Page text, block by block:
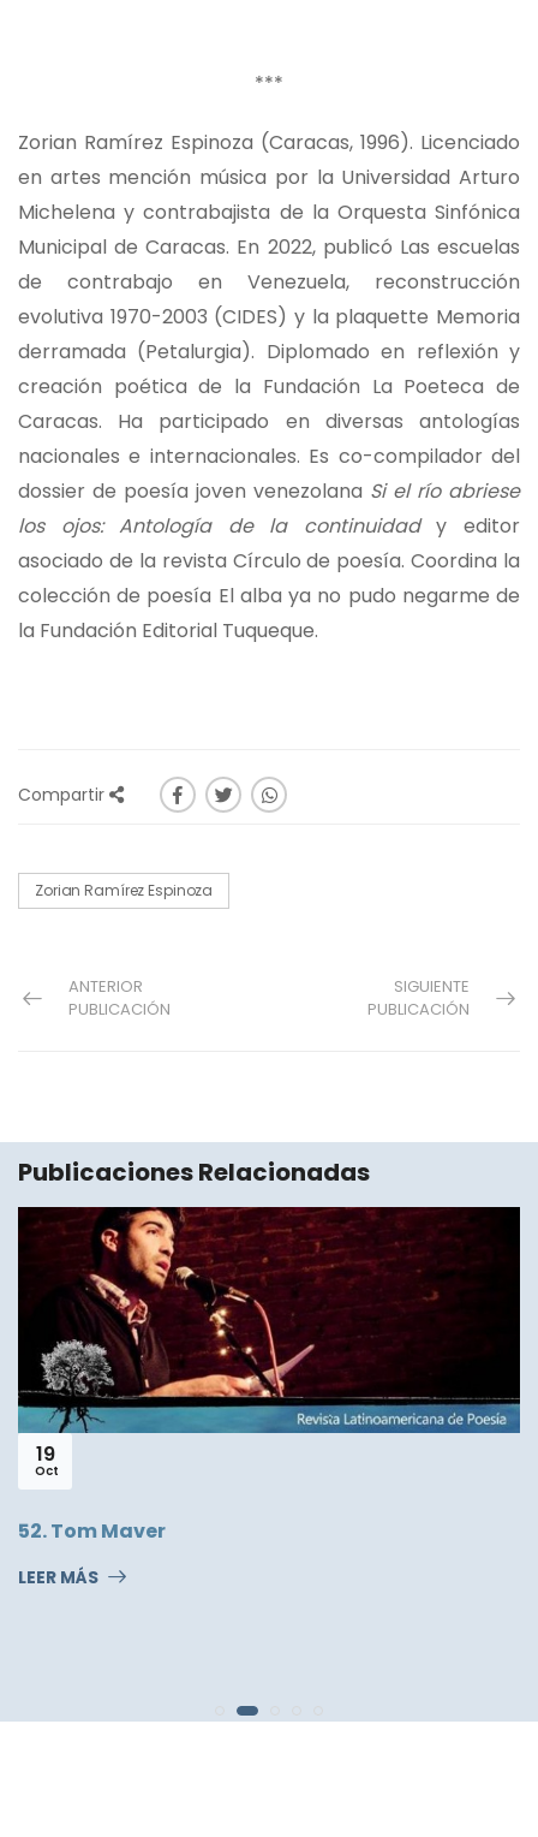
***
Zorian Ramírez Espinoza (Caracas, 1996). Licenciado
en artes mención música por la Universidad Arturo
Michelena y contrabajista de la Orquesta Sinfónica
Municipal de Caracas. En 2022, publicó Las escuelas
de contrabajo en Venezuela, reconstrucción
evolutiva 1970-2003 (CIDES) y la plaquette Memoria
derramada (Petalurgia). Diplomado en reflexión y
creación poética de la Fundación La Poeteca de
Caracas. Ha participado en diversas antologías
nacionales e internacionales. Es co-compilador del
dossier de poesía joven venezolana Si el río abriese
los ojos: Antología de la continuidady editor
asociado de la revista Círculo de poesía. Coordina la
colección de poesía El alba ya no pudo negarme de
la Fundación Editorial Tuqueque.
Compartir
Zorian Ramírez Espinoza
ANTERIOR
PUBLICACIÓN
SIGUIENTE
PUBLICACIÓN
Publicaciones Relacionadas
19
Oct
52. Tom Maver
LEER MÁS